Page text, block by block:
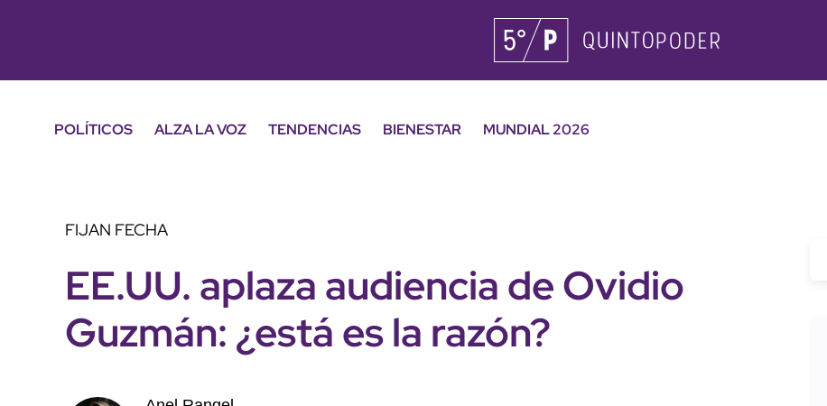
POLÍTICOS ALZA LA VOZ TENDENCIAS BIENESTAR
MUNDIAL 2026
FIJAN FECHA
EE.UU. aplaza audiencia de Ovidio
Guzmán: ¿está es la razón?